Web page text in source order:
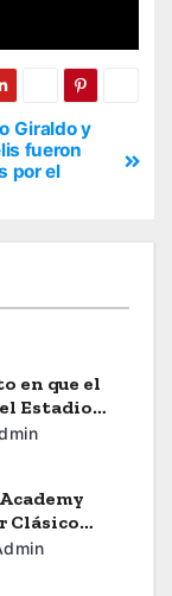
Giraldo y
fueron
por el
en que el
Estadio
Clásico
Tony-